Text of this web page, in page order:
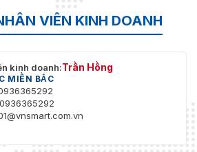
VIÊN KINH DOANH
kinh doanh:Trần Hồng
MIỀN BẮC